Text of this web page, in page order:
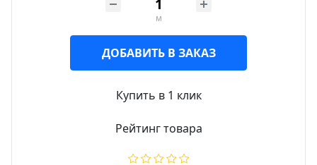
м
ДОБАВИТЬ В ЗАКАЗ
Купить в 1 клик
Рейтинг товара